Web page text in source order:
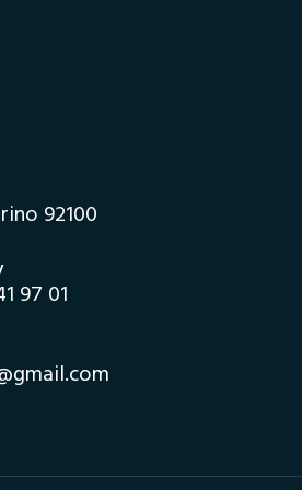
92100
97 01